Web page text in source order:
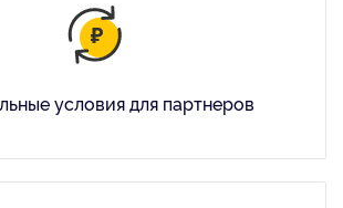
условия для партнеров